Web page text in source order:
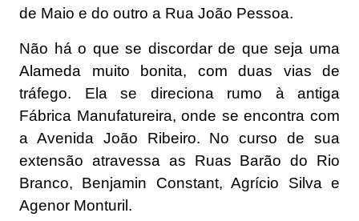
de Maio e do outro a Rua João Pessoa.
Não há o que se discordar de que seja uma
Alameda muito bonita, com duas vias de
tráfego. Ela se direciona rumo à antiga
Fábrica Manufatureira, onde se encontra com
a Avenida João Ribeiro. No curso de sua
extensão atravessa as Ruas Barão do Rio
Branco, Benjamin Constant, Agrício Silva e
Agenor Monturil.